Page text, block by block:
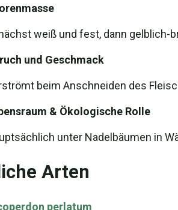
weiß und fest, dann gelblich-
und Geschmack
beim Anschneiden des
& Ökologische Rolle
unter Nadelbäumen in
Arten
perlatum